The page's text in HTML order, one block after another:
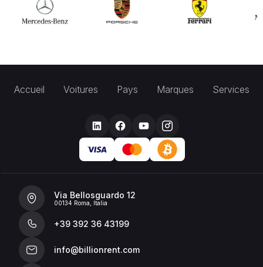
Accueil Voitures Pays Marques Services
Via Bellosguardo 12
00134 Roma, Italia
+39 392 36 43199
info@billionrent.com